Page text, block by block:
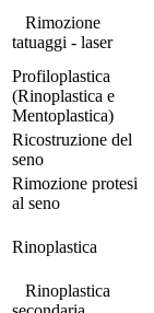
Rimozione
tatuaggi - laser
Profiloplastica
(Rinoplastica e
Mentoplastica)
Ricostruzione del
seno
Rimozione protesi
al seno
Rinoplastica
Rinoplastica